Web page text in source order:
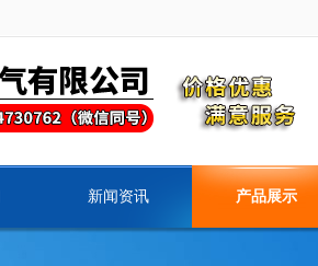
新闻资讯 产品展示